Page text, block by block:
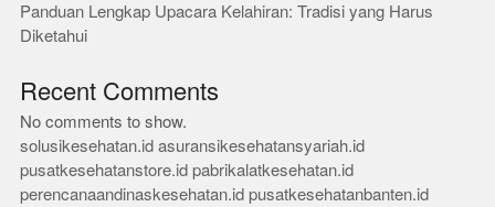
Panduan Lengkap Upacara Kelahiran: Tradisi yang Harus
Diketahui
Recent Comments
No comments to show.
solusikesehatan.id asuransikesehatansyariah.id
pusatkesehatanstore.id pabrikalatkesehatan.id
perencanaandinaskesehatan.id pusatkesehatanbanten.id